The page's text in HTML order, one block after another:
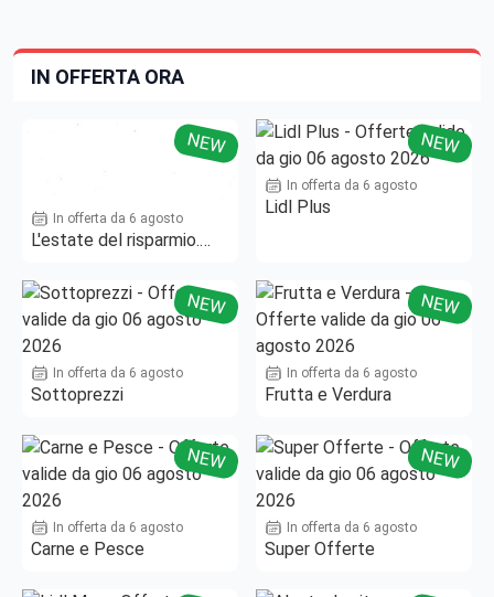
IN OFFERTA ORA
NEW
In offerta da 6 agosto
L'estate del risparmio.
NEW
In offerta da 6 agosto
Lidl Plus
NEW
In offerta da 6 agosto
Sottoprezzi
NEW
In offerta da 6 agosto
Frutta e Verdura
NEW
In offerta da 6 agosto
Carne e Pesce
NEW
In offerta da 6 agosto
Super Offerte